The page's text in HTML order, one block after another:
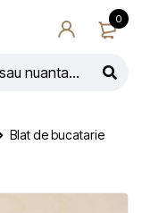
0
Blat de bucatarie